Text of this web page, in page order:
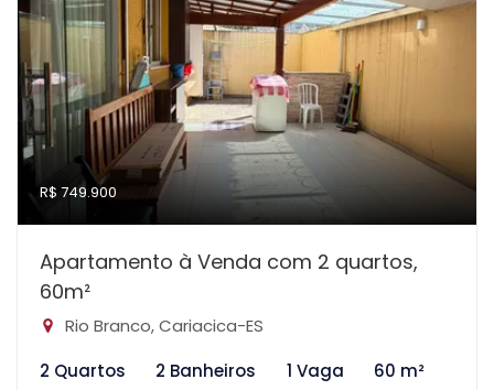
R$ 749.900
Apartamento à Venda com 2 quartos,
60m²
Rio Branco, Cariacica-ES
2 Quartos
2 Banheiros 1 Vaga 60 m²